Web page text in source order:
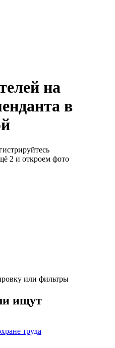
на
в
2 и откроем фото
или фильтры
ищут
труда